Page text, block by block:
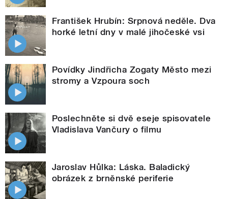
František Hrubín: Srpnová neděle. Dva
horké letní dny v malé jihočeské vsi
Povídky Jindřicha Zogaty Město mezi
stromy a Vzpoura soch
Poslechněte si dvě eseje spisovatele
Vladislava Vančury o filmu
Jaroslav Hůlka: Láska. Baladický
obrázek z brněnské periferie